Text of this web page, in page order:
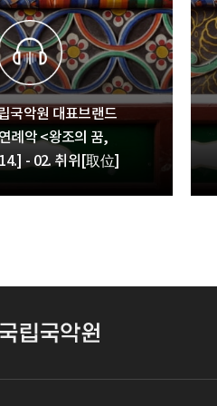
국악원 대표브랜드
례악 <왕조의 꿈,
- 02. 취위[取位]